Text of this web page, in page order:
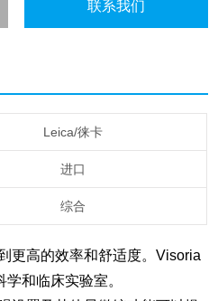
联系我们
Leica/徕卡
进口
综合
更高的效率和舒适度。Visoria
学和临床实验室。